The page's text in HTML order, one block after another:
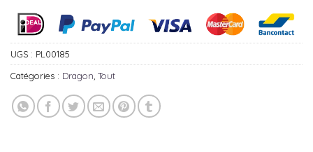
UGS : PL00185
Catégories : Dragon Tout